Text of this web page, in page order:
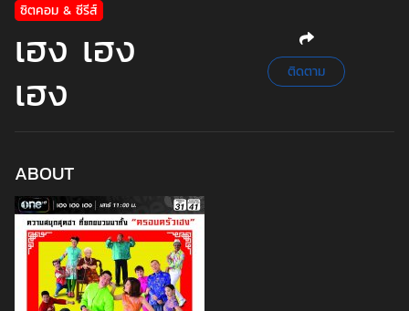
ซิตคอม & ซีรีส์
เฮง เฮง
เฮง
ติดตาม
ABOUT